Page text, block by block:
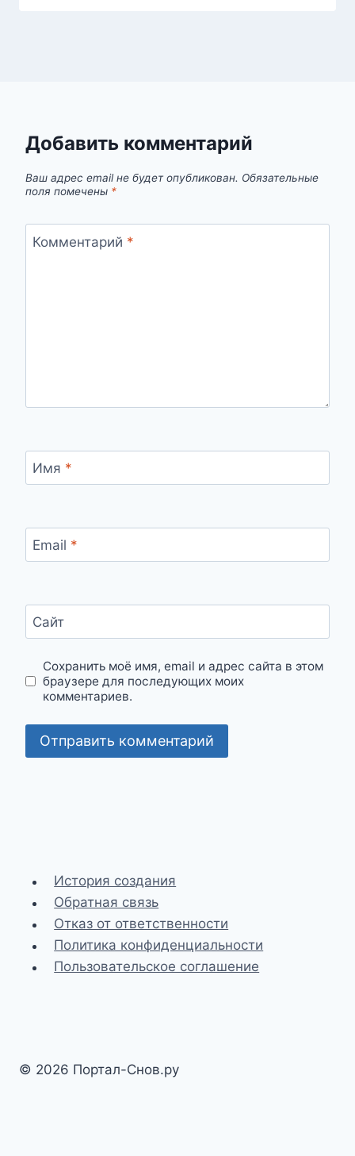
Добавить комментарий
Ваш адрес email не будет опубликован. Обязательные
поля помечены *
Комментарий *
Имя *
Email *
Сайт
Сохранить моё имя, email и адрес сайта в этом
браузере для последующих моих
комментариев.
История создания
Обратная связь
Отказ от ответственности
Политика конфиденциальности
Пользовательское соглашение
© 2026 Портал-Снов.ру